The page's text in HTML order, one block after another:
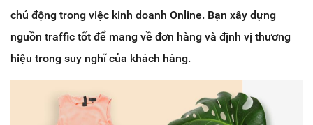
chủ động trong việc kinh doanh Online. Bạn xây dựng
nguồn traffic tốt để mang về đơn hàng và định vị thương
hiệu trong suy nghĩ của khách hàng.